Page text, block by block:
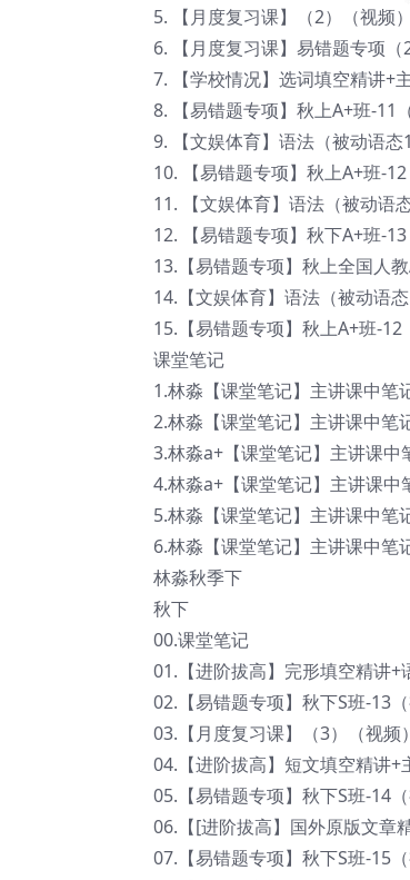
5. 【月度复习课】（2）（视频
6. 【月度复习课】易错题专项
7. 【学校情况】选词填空精讲+
8. 【易错题专项】秋上A+班-11
9. 【文娱体育】语法（被动语
10. 【易错题专项】秋上A+班-
11. 【文娱体育】语法（被动语
12. 【易错题专项】秋下A+班-
13.【易错题专项】秋上全国人
14.【文娱体育】语法（被动语
15.【易错题专项】秋上A+班-
课堂笔记
1.林淼【课堂笔记】主讲课中笔
2.林淼【课堂笔记】主讲课中笔
3.林淼a+【课堂笔记】主讲课中
4.林淼a+【课堂笔记】主讲课中
5.林淼【课堂笔记】主讲课中笔
6.林淼【课堂笔记】主讲课中笔
林淼秋季下
秋下
00.课堂笔记
01.【进阶拔高】完形填空精讲
02.【易错题专项】秋下S班-13
03.【月度复习课】（3）（视频
04.【进阶拔高】短文填空精讲
05.【易错题专项】秋下S班-14
06.【[进阶拔高】国外原版文章
07.【易错题专项】秋下S班-15